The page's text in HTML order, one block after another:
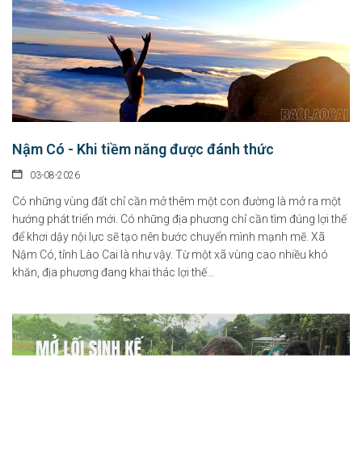
Nậm Có - Khi tiềm năng được đánh thức
03-08-2026
Có những vùng đất chỉ cần mở thêm một con đường là mở ra một
hướng phát triển mới. Có những địa phương chỉ cần tìm đúng lợi thế
để khơi dậy nội lực sẽ tạo nên bước chuyển mình mạnh mẽ. Xã
Nậm Có, tỉnh Lào Cai là như vậy. Từ một xã vùng cao nhiều khó
khăn, địa phương đang khai thác lợi thế...